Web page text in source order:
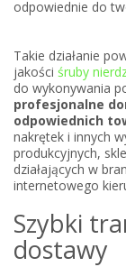
odpowiednie do
Takie działanie
jakości śruby
do wykonywania
profesjonalne
odpowiednich
nakrętek i innych
produkcyjnych,
działających w
internetowego
Szybki
dostawy